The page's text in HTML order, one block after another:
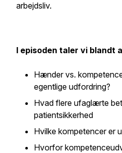
arbejdsliv.
I episoden taler vi blandt
Hænder vs.
egentlige udfordring?
Hvad flere ufaglærte
patientsikkerhed
Hvilke kompetencer er
Hvorfor